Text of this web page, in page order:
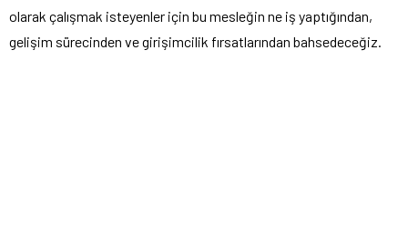
olarak çalışmak isteyenler için bu mesleğin ne iş yaptığından,
gelişim sürecinden ve girişimcilik fırsatlarından bahsedeceğiz.